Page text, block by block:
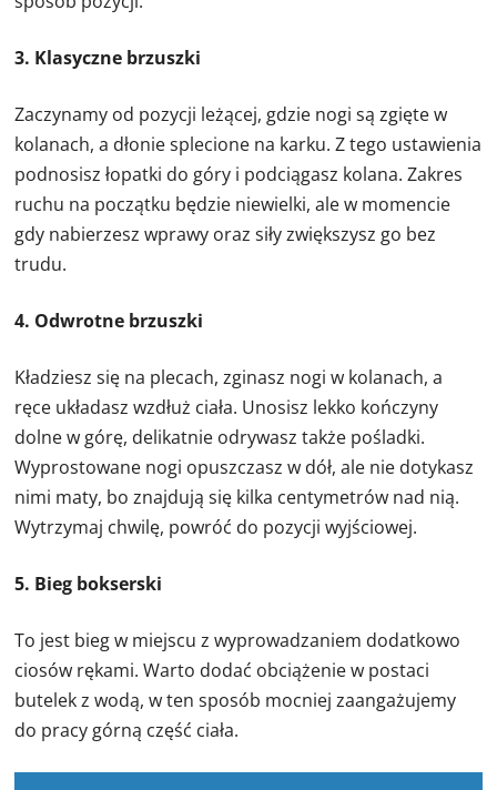
3. Klasyczne brzuszki
Zaczynamy od pozycji leżącej, gdzie nogi są zgięte w
kolanach, a dłonie splecione na karku. Z tego ustawienia
podnosisz łopatki do góry i podciągasz kolana. Zakres
ruchu na początku będzie niewielki, ale w momencie
gdy nabierzesz wprawy oraz siły zwiększysz go bez
trudu.
4. Odwrotne brzuszki
Kładziesz się na plecach, zginasz nogi w kolanach, a
ręce układasz wzdłuż ciała. Unosisz lekko kończyny
dolne w górę, delikatnie odrywasz także pośladki.
Wyprostowane nogi opuszczasz w dół, ale nie dotykasz
nimi maty, bo znajdują się kilka centymetrów nad nią.
Wytrzymaj chwilę, powróć do pozycji wyjściowej.
5. Bieg bokserski
To jest bieg w miejscu z wyprowadzaniem dodatkowo
ciosów rękami. Warto dodać obciążenie w postaci
butelek z wodą, w ten sposób mocniej zaangażujemy
do pracy górną część ciała.